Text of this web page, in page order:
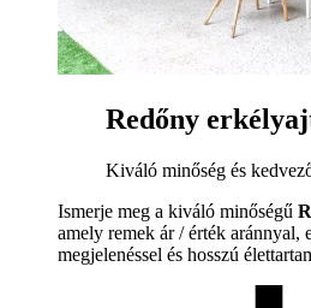
Redőny
Kiváló minőség és
Ismerje meg a kiváló minőségű
amely remek ár / érték aránnyal,
megjelenéssel és hosszú